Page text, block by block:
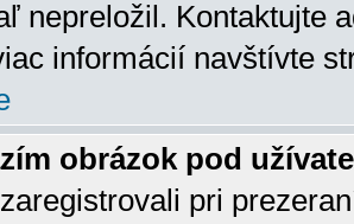
nepreložil. Kontaktujte
informácií navštívte
obrázok pod
pri